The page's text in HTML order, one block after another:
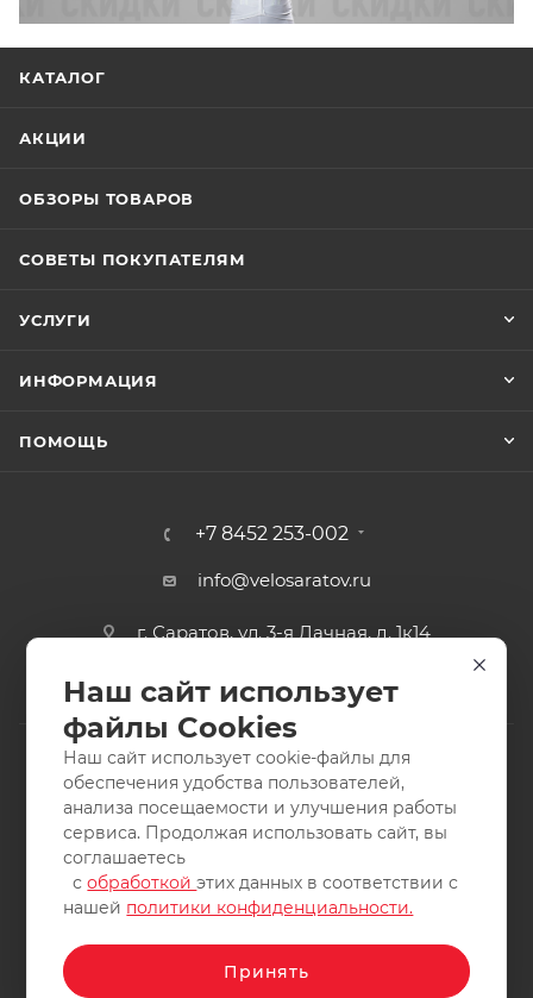
КАТАЛОГ
АКЦИИ
ОБЗОРЫ ТОВАРОВ
СОВЕТЫ ПОКУПАТЕЛЯМ
УСЛУГИ
ИНФОРМАЦИЯ
ПОМОЩЬ
+7 8452 253-002
info@velosaratov.ru
г. Саратов, ул. 3-я Дачная, д. 1к14
2011-2026 © интернет-магазин спортивных товаров
ВелоСаратов. Не является публичной офертой. Все права
защищены. Заимствование материалов и фотографий
запрещено.
Наш сайт использует
файлы Cookies
Наш сайт использует cookie-файлы для
обеспечения удобства пользователей,
анализа посещаемости и улучшения работы
сервиса. Продолжая использовать сайт, вы
соглашаетесь
собработкойэтих данных в соответствии с
нашей политики конфиденциальности.
Принять